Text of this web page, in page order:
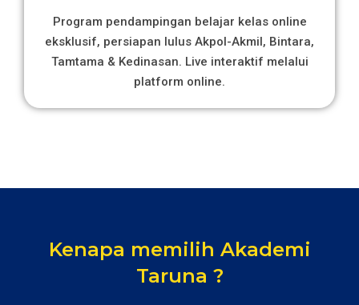
Program pendampingan belajar kelas online
eksklusif, persiapan lulus Akpol-Akmil, Bintara,
Tamtama & Kedinasan. Live interaktif melalui
platform online.
Kenapa memilih Akademi
Taruna ?